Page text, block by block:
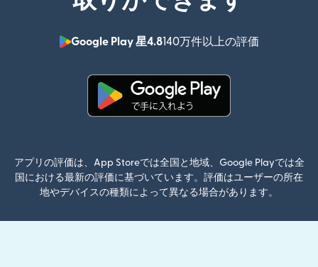
Google Play 星4.8140万件以上の評価
（別ウィン
アプリの評価は、App Storeでは全国と地域、Google Playでは全
国における最新の評価に基づいています。評価はユーザーの所在
地やデバイスの種類によって異なる場合があります。